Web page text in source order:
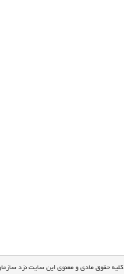
کلیه حقوق مادی و معنوی این سایت نزد